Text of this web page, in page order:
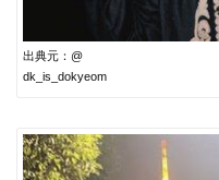
出典元：@
dk_is_dokyeom